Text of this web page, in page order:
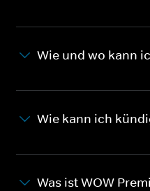
Wie und wo kann
Wie kann ich
Was ist WOW